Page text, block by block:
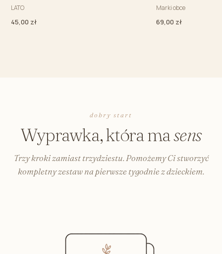
LATO
45,00 zł
Marki obce
69,00 zł
dobry start
Wyprawka, która masens
Trzy kroki zamiast trzydziestu. Pomożemy Ci stworzyć
kompletny zestaw na pierwsze tygodnie z dzieckiem.